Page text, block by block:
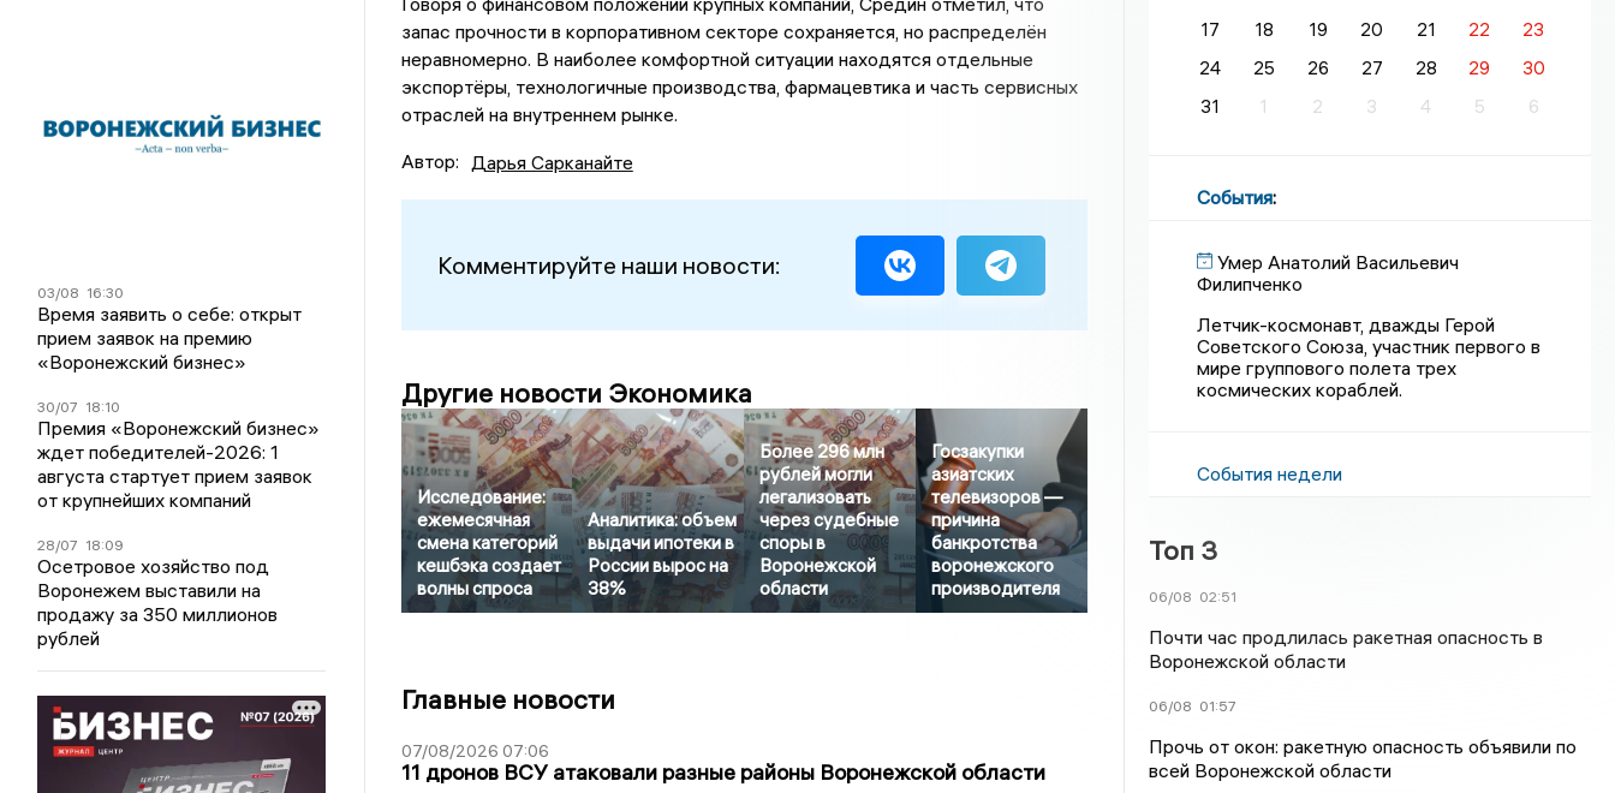
03/08 16:30
Время заявить о себе: открыт
прием заявок на премию
«Воронежский бизнес»
30/07 18:10
Премия «Воронежский бизнес»
ждет победителей-2026: 1
августа стартует прием заявок
от крупнейших компаний
28/07 18:09
Осетровое хозяйство под
Воронежем выставили на
продажу за 350 миллионов
рублей
запас прочности в корпоративном секторе сохраняется, но распределён
неравномерно. В наиболее комфортной ситуации находятся отдельные
экспортёры, технологичные производства, фармацевтика и часть сервисных
отраслей на внутреннем рынке.
Автор: Дарья Сарканайте
Комментируйте наши новости:
Другие новости Экономика
Исследование:
ежемесячная
смена категорий
кешбэка создает
волны спроса
Аналитика: объем
выдачи ипотеки в
России вырос на
38%
Более 296 млн
рублей могли
легализовать
через судебные
споры в
Воронежской
области
Госзакупки
азиатских
телевизоров —
причина
банкротства
воронежского
производителя
Главные новости
07/08/2026 07:06
11 дронов ВСУ атаковали разные районы Воронежской области
17
18 19 20 21 22
23
24
25 26 27 28 29
30
31
1 2 3 4 5 6
События:
Умер Анатолий Васильевич
Филипченко
Летчик-космонавт, дважды Герой
Советского Союза, участник первого в
мире группового полета трех
космических кораблей.
События недели
Топ 3
06/08 02:51
Почти час продлилась ракетная опасность в
Воронежской области
06/08 01:57
Прочь от окон: ракетную опасность объявили по
всей Воронежской области